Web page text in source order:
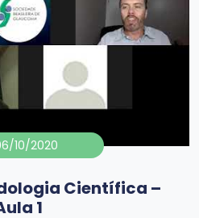
10/2020
Científica –
1